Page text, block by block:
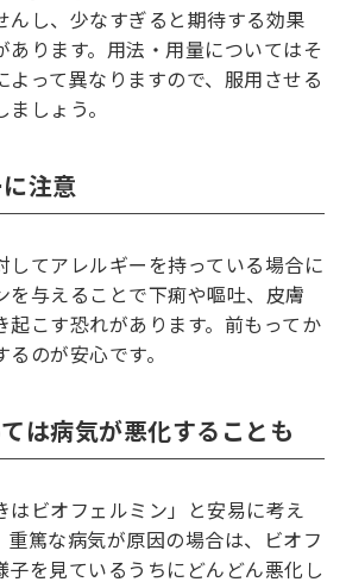
んし、少なすぎると期待する効果
あります。用法・用量についてはそ
よって異なりますので、服用させる
しょう。
注意
してアレルギーを持っている場合に
を与えることで下痢や嘔吐、皮膚
起こす恐れがあります。前もってか
のが安心です。
は病気が悪化することも
はビオフェルミン」と安易に考え
重篤な病気が原因の場合は、ビオフ
子を見ているうちにどんどん悪化し